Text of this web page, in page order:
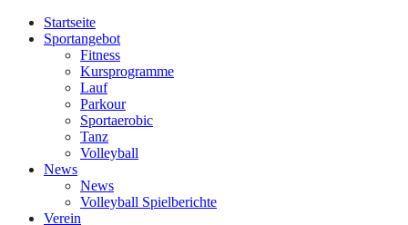
Startseite
Sportangebot
Fitness
Kursprogramme
Lauf
Parkour
Sportaerobic
Tanz
Volleyball
News
News
Volleyball Spielberichte
Verein